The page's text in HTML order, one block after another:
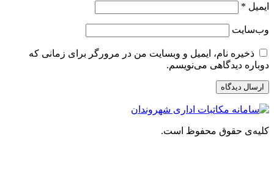
ایمیل *
وب‌سایت
ذخیره نام، ایمیل و وبسایت من در مرورگر برای زمانی که
دوباره دیدگاهی می‌نویسم.
کلیه‌ی حقوق محفوظ است.